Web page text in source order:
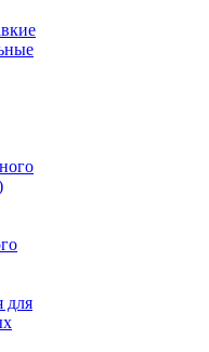
для